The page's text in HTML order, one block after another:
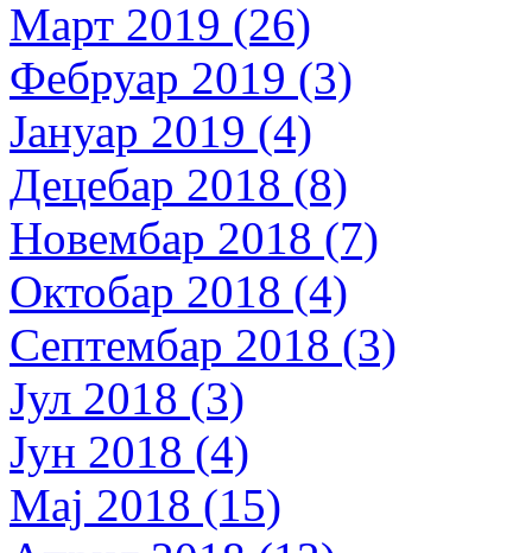
Март 2019 (26)
Фебруар 2019 (3)
Јануар 2019 (4)
Децебар 2018 (8)
Новембар 2018 (7)
Октобар 2018 (4)
Септембар 2018 (3)
Јул 2018 (3)
Јун 2018 (4)
Мај 2018 (15)